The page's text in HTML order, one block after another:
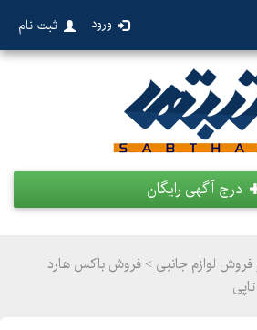
ورود ثبت نام
درج آگهی رایگان
فروش لوازم جانبی > فروش باکس هارد